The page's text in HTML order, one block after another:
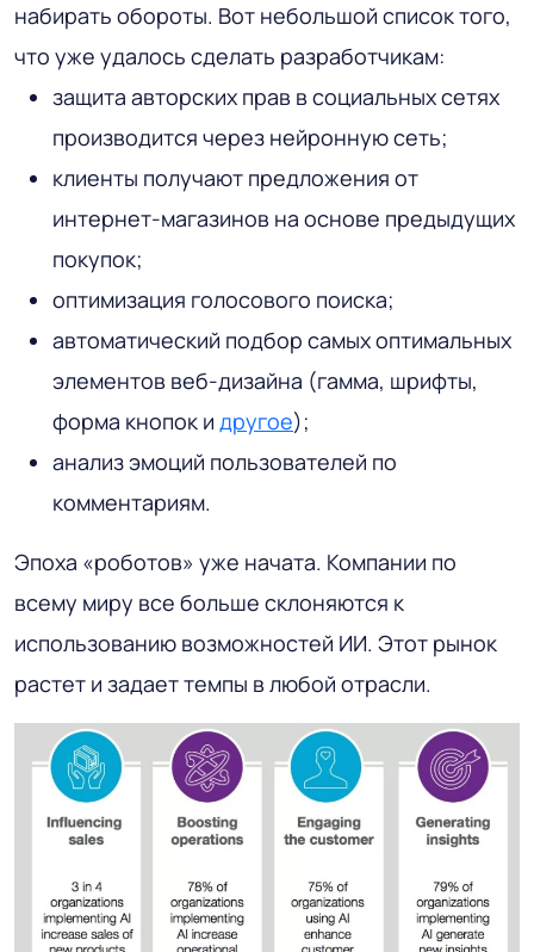
набирать обороты. Вот небольшой список того,
что уже удалось сделать разработчикам:
защита авторских прав в социальных сетях
производится через нейронную сеть;
клиенты получают предложения от
интернет-магазинов на основе предыдущих
покупок;
оптимизация голосового поиска;
автоматический подбор самых оптимальных
элементов веб-дизайна (гамма, шрифты,
форма кнопок и другое);
анализ эмоций пользователей по
комментариям.
Эпоха «роботов» уже начата. Компании по
всему миру все больше склоняются к
использованию возможностей ИИ. Этот рынок
растет и задает темпы в любой отрасли.